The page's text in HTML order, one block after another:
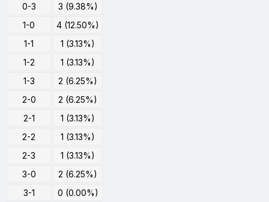
0-3
3 (9.38%)
1-0
4 (12.50%)
1-1
1 (3.13%)
1-2
1 (3.13%)
1-3
2 (6.25%)
2-0
2 (6.25%)
2-1
1 (3.13%)
2-2
1 (3.13%)
2-3
1 (3.13%)
3-0
2 (6.25%)
3-1
0 (0.00%)